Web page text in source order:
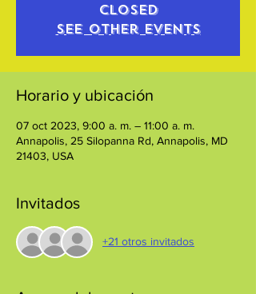
closed
See other events
Horario y ubicación
07 oct 2023, 9:00 a. m. – 11:00 a. m.
Annapolis, 25 Silopanna Rd, Annapolis, MD
21403, USA
Invitados
+21 otros invitados